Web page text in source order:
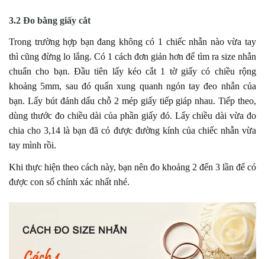
3.2 Đo bằng giấy cắt
Trong trường hợp bạn đang không có 1 chiếc nhẫn nào vừa tay
thì cũng đừng lo lắng. Có 1 cách đơn giản hơn để tìm ra size nhẫn
chuẩn cho bạn. Đầu tiên lấy kéo cắt 1 tờ giấy có chiều rộng
khoảng 5mm, sau đó quấn xung quanh ngón tay đeo nhẫn của
bạn. Lấy bút đánh dấu chỗ 2 mép giấy tiếp giáp nhau. Tiếp theo,
dùng thước đo chiều dài của phần giấy đó. Lấy chiều dài vừa đo
chia cho 3,14 là bạn đã có được đường kính của chiếc nhẫn vừa
tay mình rồi.
Khi thực hiện theo cách này, bạn nên đo khoảng 2 đến 3 lần để có
được con số chính xác nhất nhé.